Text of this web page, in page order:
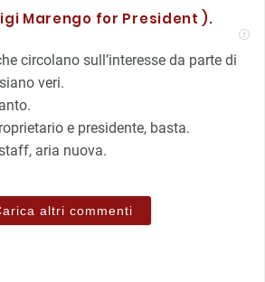
Marengo for President ).
circolano sull’interesse da parte di
veri.
e presidente, basta.
aria nuova.
altri commenti